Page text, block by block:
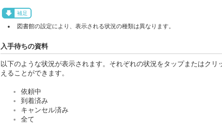
補足
図書館の設定により、表示される状況の種類は異なります。
入手待ちの資料
以下のような状況が表示されます。それぞれの状況をタップまたはク
えることができます。
依頼中
到着済み
キャンセル済み
全て